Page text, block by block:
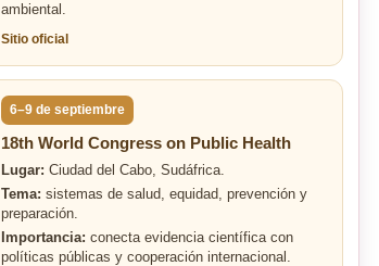
ambiental.
Sitio oficial
6–9 de septiembre
18th World Congress on Public Health
Lugar: Ciudad del Cabo, Sudáfrica.
Tema: sistemas de salud, equidad, prevención y
preparación.
Importancia: conecta evidencia científica con
políticas públicas y cooperación internacional.